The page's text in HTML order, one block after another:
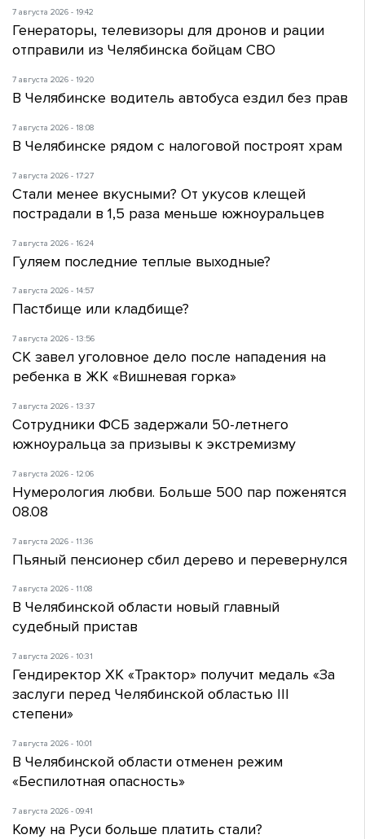
7 августа 2026 - 19:42
Генераторы, телевизоры для дронов и рации
отправили из Челябинска бойцам СВО
7 августа 2026 - 19:20
В Челябинске водитель автобуса ездил без прав
7 августа 2026 - 18:08
В Челябинске рядом с налоговой построят храм
7 августа 2026 - 17:27
Стали менее вкусными? От укусов клещей
пострадали в 1,5 раза меньше южноуральцев
7 августа 2026 - 16:24
Гуляем последние теплые выходные?
7 августа 2026 - 14:57
Пастбище или кладбище?
7 августа 2026 - 13:56
СК завел уголовное дело после нападения на
ребенка в ЖК «Вишневая горка»
7 августа 2026 - 13:37
Сотрудники ФСБ задержали 50-летнего
южноуральца за призывы к экстремизму
7 августа 2026 - 12:06
Нумерология любви. Больше 500 пар поженятся
08.08
7 августа 2026 - 11:36
Пьяный пенсионер сбил дерево и перевернулся
7 августа 2026 - 11:08
В Челябинской области новый главный
судебный пристав
7 августа 2026 - 10:31
Гендиректор ХК «Трактор» получит медаль «За
заслуги перед Челябинской областью III
степени»
7 августа 2026 - 10:01
В Челябинской области отменен режим
«Беспилотная опасность»
7 августа 2026 - 09:41
Кому на Руси больше платить стали?